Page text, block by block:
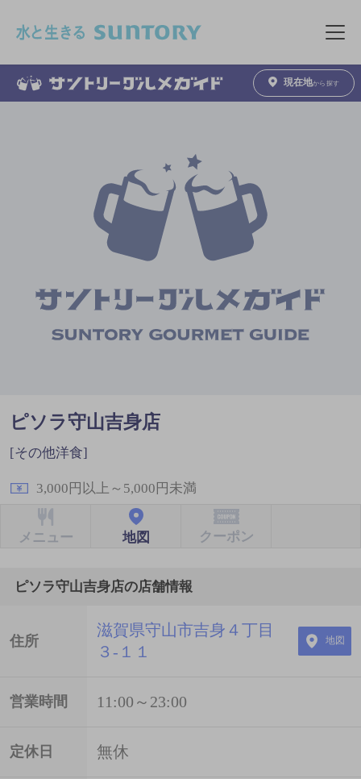
メニュ
現在地から探す
ピソラ守山吉身店
[その他洋食]
3,000円以上～5,000円未満
メニュー 地図 クーポン
ピソラ守山吉身店の店舗情報
住所
滋賀県守山市吉身４丁目
３-１１
地図
営業時間 11:00～23:00
定休日 無休